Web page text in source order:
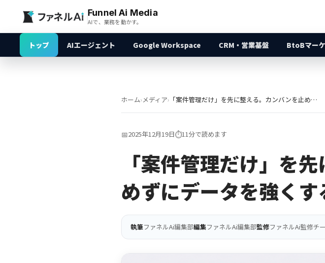
Funnel Ai Media
AIで、業務を動かす。
トップ AIエージェント Google Workspace CRM・営業基盤 BtoBマー
ホーム›メディア› 「案件管理だけ」を先に整える。カンバンを止めずにデータを強くする方法
📅2025年12月19日⏱️11分で読めます
「案件管理だけ」を
めずにデータを強くす
執筆ファネルAi編集部編集ファネルAi編集部監修ファネルAi監修チ